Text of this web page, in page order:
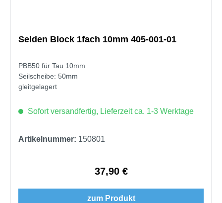
Selden Block 1fach 10mm 405-001-01
PBB50 für Tau 10mm
Seilscheibe: 50mm
gleitgelagert
Sofort versandfertig, Lieferzeit ca. 1-3 Werktage
Artikelnummer: 150801
Regulärer Preis:
37,90 €
zum Produkt